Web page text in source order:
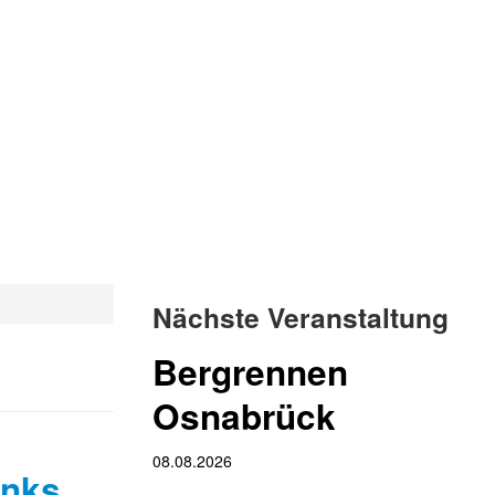
Nächste Veranstaltung
Bergrennen
Osnabrück
08.08.2026